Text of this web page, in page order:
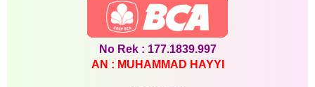
No Rek : 177.1839.997
AN : MUHAMMAD HAYYI